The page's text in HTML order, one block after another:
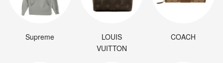
Supreme
LOUIS
VUITTON
COACH